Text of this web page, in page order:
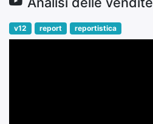
v12 report reportistica